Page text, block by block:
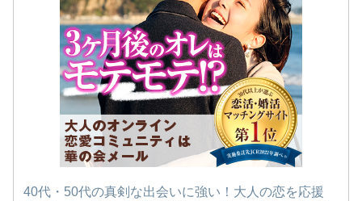
40代・50代の真剣な出会いに強い！大人の恋を応援